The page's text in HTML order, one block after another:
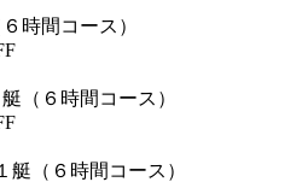
時間コース）
艇（６時間コース）
艇（６時間コース）